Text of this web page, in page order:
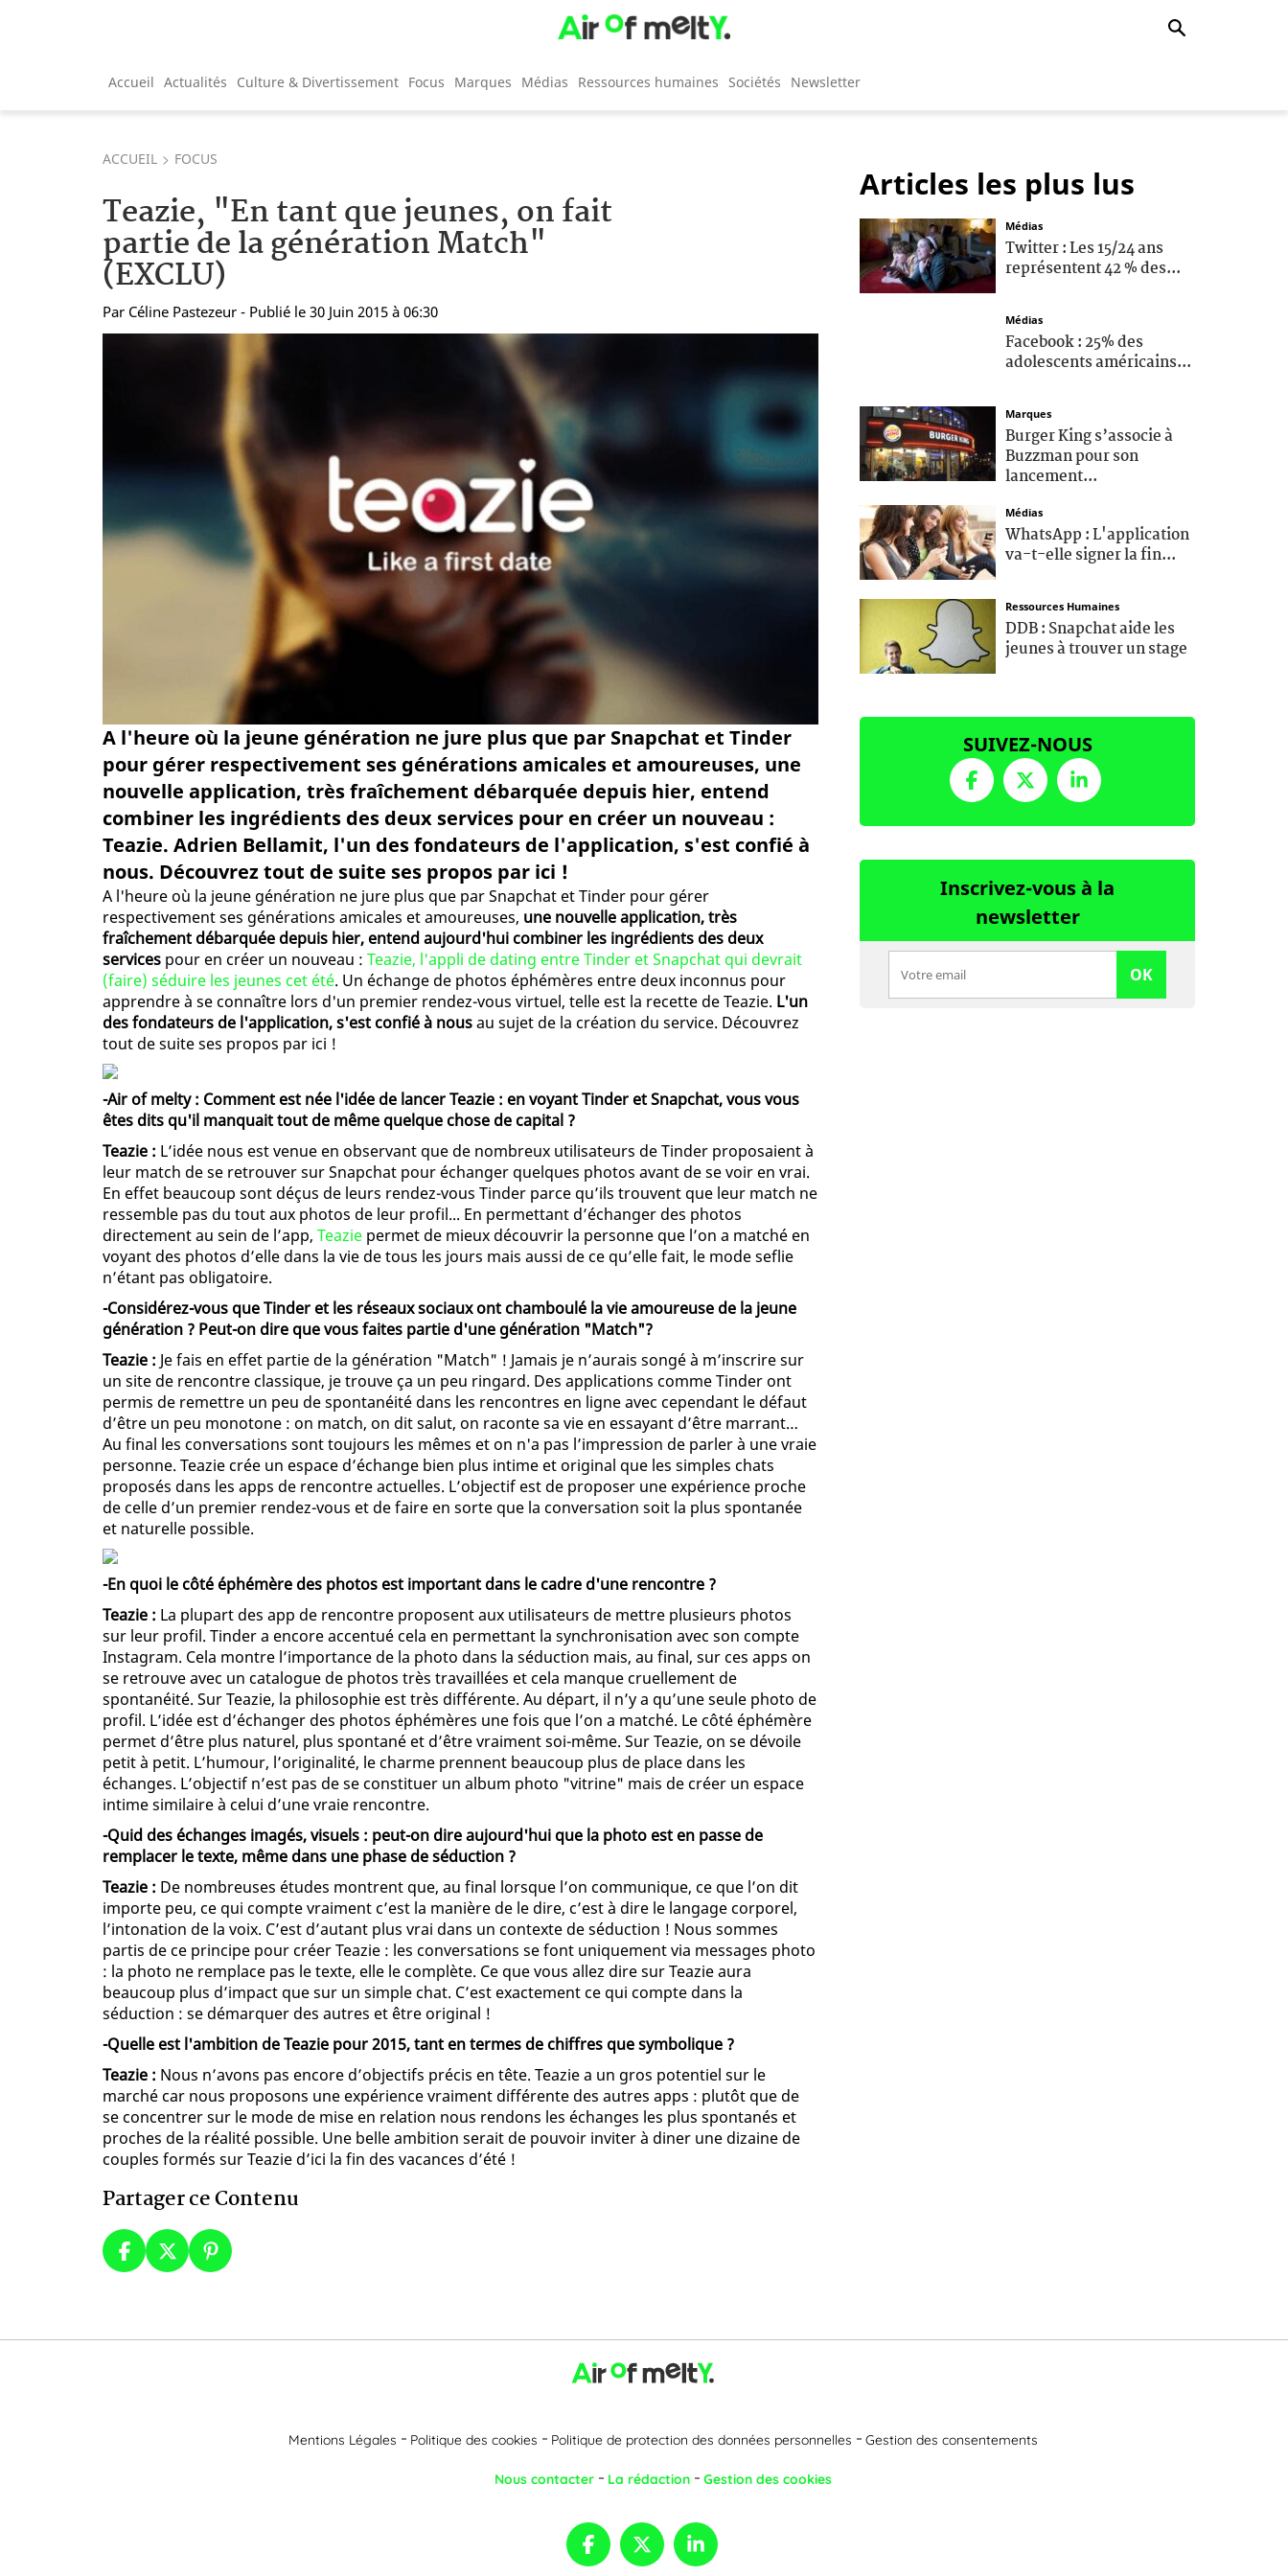
Accueil Actualités Culture & Divertissement Focus Marques Médias Ressources humaines Sociétés Newsletter
ACCUEIL FOCUS
Teazie, "En tant que jeunes, on fait
partie de la génération Match"
(EXCLU)
Par Céline Pastezeur - Publié le 30 Juin 2015 à 06:30
A l'heure où la jeune génération ne jure plus que par Snapchat et Tinder
pour gérer respectivement ses générations amicales et amoureuses, une
nouvelle application, très fraîchement débarquée depuis hier, entend
combiner les ingrédients des deux services pour en créer un nouveau :
Teazie. Adrien Bellamit, l'un des fondateurs de l'application, s'est confié à
nous. Découvrez tout de suite ses propos par ici !
A l'heure où la jeune génération ne jure plus que par Snapchat et Tinder pour gérer
respectivement ses générations amicales et amoureuses, une nouvelle application, très
fraîchement débarquée depuis hier, entend aujourd'hui combiner les ingrédients des deux
services pour en créer un nouveau : Teazie, l'appli de dating entre Tinder et Snapchat qui devrait
(faire) séduire les jeunes cet été. Un échange de photos éphémères entre deux inconnus pour
apprendre à se connaître lors d'un premier rendez-vous virtuel, telle est la recette de Teazie. L'un
des fondateurs de l'application, s'est confié à nousau sujet de la création du service. Découvrez
tout de suite ses propos par ici !
-Air of melty : Comment est née l'idée de lancer Teazie : en voyant Tinder et Snapchat, vous vous
êtes dits qu'il manquait tout de même quelque chose de capital ?
Teazie : L’idée nous est venue en observant que de nombreux utilisateurs de Tinder proposaient à
leur match de se retrouver sur Snapchat pour échanger quelques photos avant de se voir en vrai.
En effet beaucoup sont déçus de leurs rendez-vous Tinder parce qu’ils trouvent que leur match ne
ressemble pas du tout aux photos de leur profil... En permettant d’échanger des photos
directement au sein de l’app, Teazie permet de mieux découvrir la personne que l’on a matché en
voyant des photos d’elle dans la vie de tous les jours mais aussi de ce qu’elle fait, le mode seflie
n’étant pas obligatoire.
-Considérez-vous que Tinder et les réseaux sociaux ont chamboulé la vie amoureuse de la jeune
génération ? Peut-on dire que vous faites partie d'une génération "Match"?
Teazie : Je fais en effet partie de la génération "Match" ! Jamais je n’aurais songé à m’inscrire sur
un site de rencontre classique, je trouve ça un peu ringard. Des applications comme Tinder ont
permis de remettre un peu de spontanéité dans les rencontres en ligne avec cependant le défaut
d’être un peu monotone : on match, on dit salut, on raconte sa vie en essayant d’être marrant…
Au final les conversations sont toujours les mêmes et on n'a pas l’impression de parler à une vraie
personne. Teazie crée un espace d’échange bien plus intime et original que les simples chats
proposés dans les apps de rencontre actuelles. L’objectif est de proposer une expérience proche
de celle d’un premier rendez-vous et de faire en sorte que la conversation soit la plus spontanée
et naturelle possible.
-En quoi le côté éphémère des photos est important dans le cadre d'une rencontre ?
Teazie : La plupart des app de rencontre proposent aux utilisateurs de mettre plusieurs photos
sur leur profil. Tinder a encore accentué cela en permettant la synchronisation avec son compte
Instagram. Cela montre l’importance de la photo dans la séduction mais, au final, sur ces apps on
se retrouve avec un catalogue de photos très travaillées et cela manque cruellement de
spontanéité. Sur Teazie, la philosophie est très différente. Au départ, il n’y a qu’une seule photo de
profil. L’idée est d’échanger des photos éphémères une fois que l’on a matché. Le côté éphémère
permet d’être plus naturel, plus spontané et d’être vraiment soi-même. Sur Teazie, on se dévoile
petit à petit. L’humour, l’originalité, le charme prennent beaucoup plus de place dans les
échanges. L’objectif n’est pas de se constituer un album photo "vitrine" mais de créer un espace
intime similaire à celui d’une vraie rencontre.
-Quid des échanges imagés, visuels : peut-on dire aujourd'hui que la photo est en passe de
remplacer le texte, même dans une phase de séduction ?
Teazie : De nombreuses études montrent que, au final lorsque l’on communique, ce que l’on dit
importe peu, ce qui compte vraiment c’est la manière de le dire, c’est à dire le langage corporel,
l’intonation de la voix. C’est d’autant plus vrai dans un contexte de séduction ! Nous sommes
partis de ce principe pour créer Teazie : les conversations se font uniquement via messages photo
: la photo ne remplace pas le texte, elle le complète. Ce que vous allez dire sur Teazie aura
beaucoup plus d’impact que sur un simple chat. C’est exactement ce qui compte dans la
séduction : se démarquer des autres et être original !
-Quelle est l'ambition de Teazie pour 2015, tant en termes de chiffres que symbolique ?
Teazie : Nous n’avons pas encore d’objectifs précis en tête. Teazie a un gros potentiel sur le
marché car nous proposons une expérience vraiment différente des autres apps : plutôt que de
se concentrer sur le mode de mise en relation nous rendons les échanges les plus spontanés et
proches de la réalité possible. Une belle ambition serait de pouvoir inviter à diner une dizaine de
couples formés sur Teazie d’ici la fin des vacances d’été !
Partager ce Contenu
Articles les plus lus
Médias
Twitter : Les 15/24 ans
représentent 42 % des...
Médias
Facebook : 25% des
adolescents américains...
Marques
Burger King s’associe à
Buzzman pour son
lancement...
Médias
WhatsApp : L'application
va-t-elle signer la fin...
Ressources Humaines
DDB : Snapchat aide les
jeunes à trouver un stage
SUIVEZ-NOUS
Inscrivez-vous à la
newsletter
OK
Mentions Légales Politique des cookies Politique de protection des données personnelles Gestion des consentements
Nous contacter La rédaction Gestion des cookies